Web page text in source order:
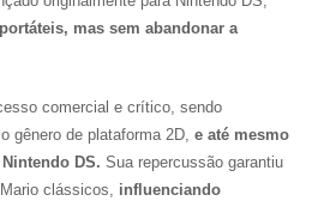
mas sem abandonar a
comercial e crítico, sendo
gênero de plataforma 2D, e até mesmo
DS. Sua repercussão garantiu
clássicos, influenciando